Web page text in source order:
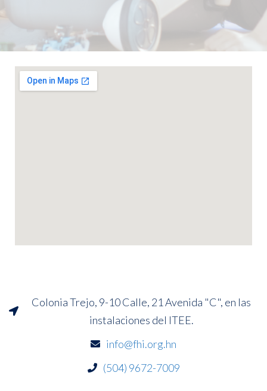
Colonia Trejo, 9-10 Calle, 21 Avenida "C", en las
instalaciones del ITEE.
info@fhi.org.hn
(504) 9672-7009